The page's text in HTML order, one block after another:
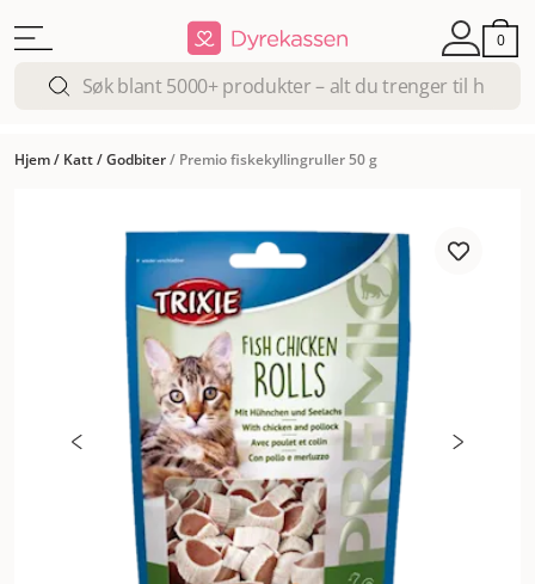
0
Hjem/ Katt/Godbiter/ Premio fiskekyllingruller 50 g